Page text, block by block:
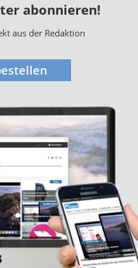
abonnieren!
aus der Redaktion